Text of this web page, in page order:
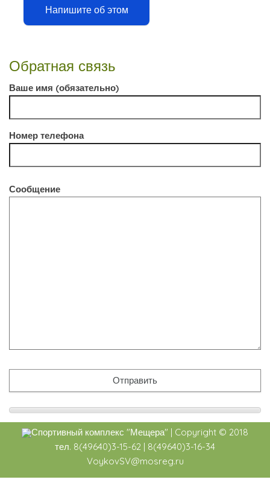
Напишите об этом
Обратная связь
Ваше имя (обязательно)
Номер телефона
Сообщение
Спортивный комплекс "Мещера" Copyright © 2018
тел. 8(49640)3-15-62 | 8(49640)3-16-34
VoykovSV@mosreg.ru